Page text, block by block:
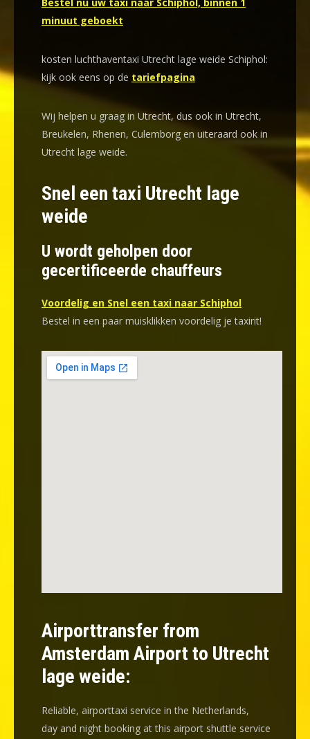
minuut geboekt
kosten luchthaventaxi Utrecht lage weide Schiphol:
kijk ook eens op de tariefpagina
Wij helpen u graag in Utrecht, dus ook in Utrecht,
Breukelen, Rhenen, Culemborg en uiteraard ook in
Utrecht lage weide.
Snel een taxi Utrecht lage
weide
U wordt geholpen door
gecertificeerde chauffeurs
Voordelig en Snel een taxi naar Schiphol
Bestel in een paar muisklikken voordelig je taxirit!
Airporttransfer from
Amsterdam Airport to Utrecht
lage weide:
Reliable, airporttaxi service in the Netherlands,
day and night booking at this airport shuttle service